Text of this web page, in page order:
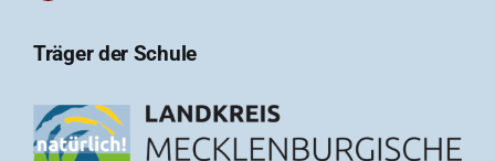
Träger der Schule